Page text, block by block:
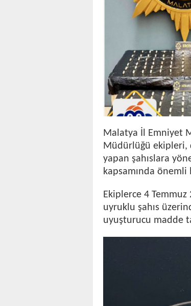
Malatya İl Emniyet
Müdürlüğü ekipleri,
yapan şahıslara
kapsamında
Ekiplerce 4
uyruklu şahıs
uyuşturucu madde